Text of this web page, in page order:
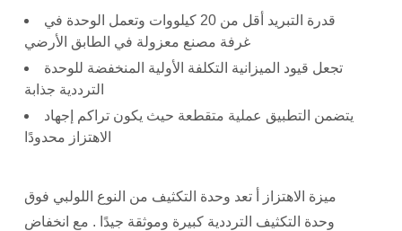
قدرة التبريد أقل من 20 كيلووات وتعمل الوحدة في
غرفة مصنع معزولة في الطابق الأرضي
تجعل قيود الميزانية التكلفة الأولية المنخفضة للوحدة
الترددية جذابة
يتضمن التطبيق عملية متقطعة حيث يكون تراكم إجهاد
الاهتزاز محدودًا
ميزة الاهتزاز أ تعد وحدة التكثيف من النوع اللولبي فوق
وحدة التكثيف الترددية كبيرة وموثقة جيدًا . مع انخفاض